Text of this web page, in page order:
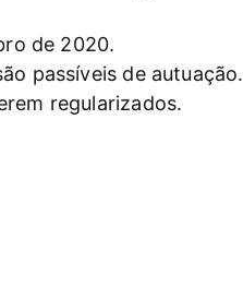
de 2020.
passíveis de autuação.
regularizados.